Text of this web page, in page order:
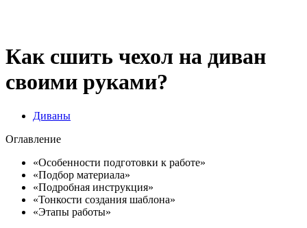
Как сшить чехол на диван
своими руками?
Диваны
Оглавление
«Особенности подготовки к работе»
«Подбор материала»
«Подробная инструкция»
«Тонкости создания шаблона»
«Этапы работы»